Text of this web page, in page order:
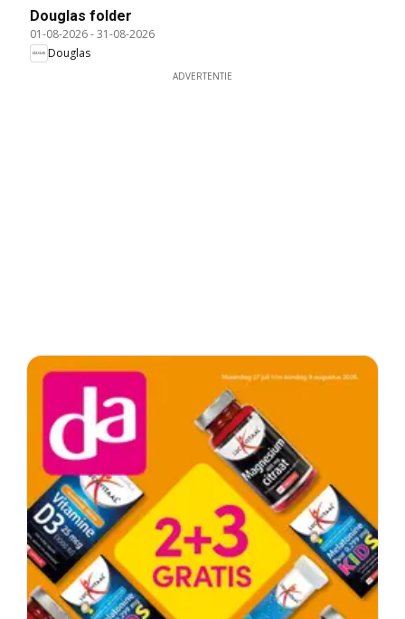
Douglas folder
01-08-2026-31-08-2026
Douglas
ADVERTENTIE